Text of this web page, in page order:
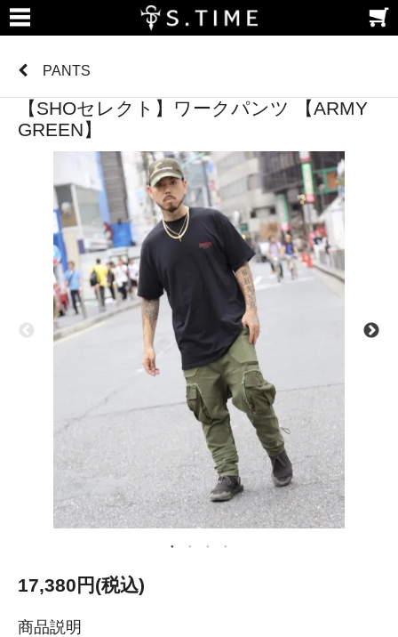
PANTS
【SHOセレクト】ワークパンツ 【ARMY
GREEN】
17,380円(税込)
商品説明